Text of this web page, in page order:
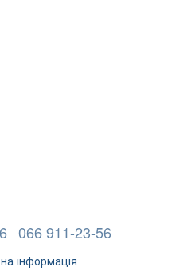
066 911-23-56
інформація